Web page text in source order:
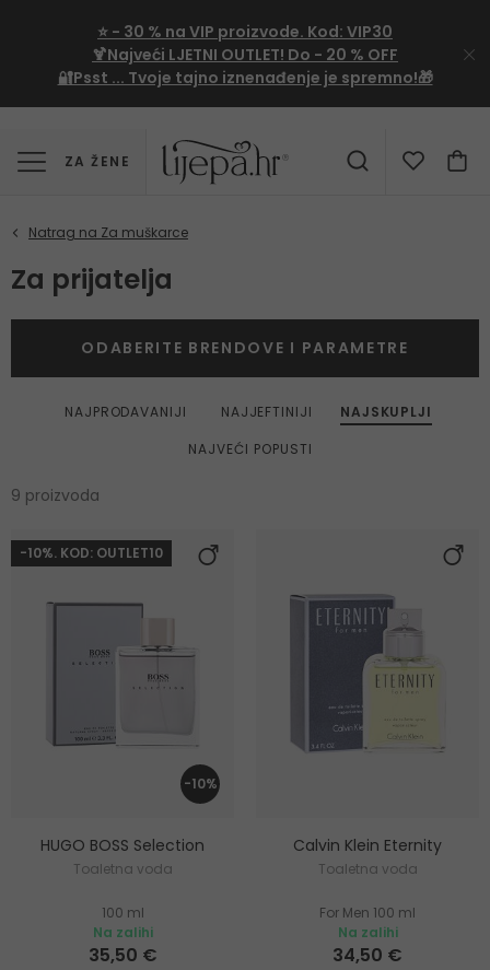
⭐ - 30 % na VIP proizvode. Kod: VIP30
🍹Najveći LJETNI OUTLET! Do - 20 % OFF
🔐Psst ... Tvoje tajno iznenađenje je spremno!🎁
ZA ŽENE
Za prijatelja
NAJPRODAVANIJI NAJJEFTINIJI
NAJSKUPLJI
NAJVEĆI POPUSTI
9 proizvoda
ODABERITE BRENDOVE I PARAMETRE
-10%. KOD: OUTLET10
-10%
HUGO BOSS Selection
Toaletna voda
100 ml
Na zalihi
35,50 €
Calvin Klein Eternity
Toaletna voda
For Men 100 ml
Na zalihi
34,50 €